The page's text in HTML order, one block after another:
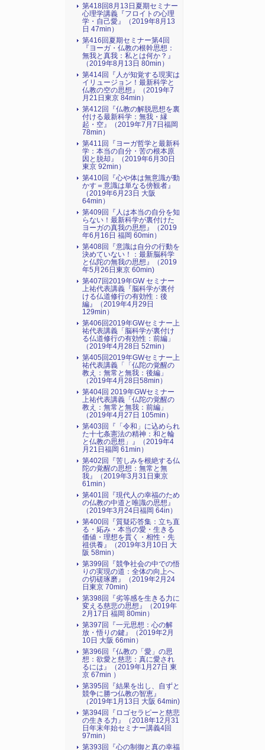
第418回8月13日夏期セミナー
心理学講義『フロイトの心理
学・自己愛』（2019年8月13
日 47min）
第416回夏期セミナー第4回
『ヨーガ・仏教の根幹思想：
無我と真我：私とは何か？』
（2019年8月13日 80min）
第414回『人が知覚する現実は
イリュージョン！最新科学と
仏教の空の思想』（2019年7
月21日東京 84min）
第412回『仏教の解脱思想を裏
付ける最新科学：無我・縁
起・空』（2019年7月7日福岡
78min）
第411回『ヨーガ哲学と最新科
学：本当の自分・苦の根本原
因と脱却』（2019年6月30日
東京 92min）
第410回『心や体は無意識が動
かす＝意識は単なる傍観者』
（2019年6月23日 大阪
64min）
第409回『人は本当の自分を知
らない！最新科学が裏付けた
ヨーガの真我の思想』（2019
年6月16日 福岡 60min）
第408回『意識は自分の行動を
決めていない！：最新脳科学
と仏陀の無我の思想』（2019
年5月26日東京 60min)
第407回2019年GW セミナー
上祐代表講義『脳科学が裏付
ける仏道修行の有効性：後
編』（2019年4月29日
129min）
第406回2019年GWセミナー上
祐代表講義「脳科学が裏付け
る仏道修行の有効性：前編」
（2019年4月28日 52min）
第405回2019年GWセミナー上
祐代表講義「「仏陀の覚醒の
教え：無常と無我：後編」
（2019年4月28日58min）
第404回 2019年GWセミナー
上祐代表講義「仏陀の覚醒の
教え：無常と無我：前編」
（2019年4月27日 105min）
第403回『「令和」に込められ
た十七条憲法の精神：和と輪
と仏教の思想」』（2019年4
月21日福岡 61min）
第402回『苦しみを根絶する仏
陀の覚醒の思想：無常と無
我』（2019年3月31日東京
61min）
第401回『現代人の幸福のため
の仏教の中道と唯識の思想』
（2019年3月24日福岡 64in）
第400回『質疑応答集：立ち直
る・妬み・本当の愛・生きる
価値・理想を貫く・相性・先
祖供養』（2019年3月10日 大
阪 58min）
第399回『競争社会の中での悟
りの実現の道：全体の向上へ
の切磋琢磨』（2019年2月24
日東京 70min)
第398回『劣等感を生きる力に
変える慈悲の思想』（2019年
2月17日 福岡 80min）
第397回『一元思想：心の解
放・悟りの鍵』（2019年2月
10日 大阪 66min）
第396回『仏教の「愛」の思
想：欲愛と慈悲：真に愛され
るには』（2019年1月27日 東
京 67min ）
第395回『結果を出し、自ずと
競争に勝つ仏教の智恵』
（2019年1月13日 大阪 64min)
第394回『ロゴセラピーと慈悲
の生きる力』（2018年12月31
日年末年始セミナー講義4回
97min）
第393回『心の制御と真の幸福